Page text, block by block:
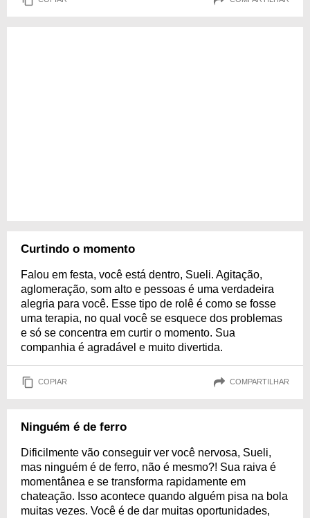
Curtindo o momento
Falou em festa, você está dentro, Sueli. Agitação,
aglomeração, som alto e pessoas é uma verdadeira
alegria para você. Esse tipo de rolê é como se fosse
uma terapia, no qual você se esquece dos problemas
e só se concentra em curtir o momento. Sua
companhia é agradável e muito divertida.
COPIAR COMPARTILHAR
Ninguém é de ferro
Dificilmente vão conseguir ver você nervosa, Sueli,
mas ninguém é de ferro, não é mesmo?! Sua raiva é
momentânea e se transforma rapidamente em
chateação. Isso acontece quando alguém pisa na bola
muitas vezes. Você é de dar muitas oportunidades,